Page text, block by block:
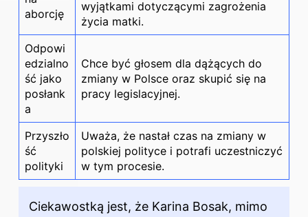
aborcję
wyjątkami dotyczącymi zagrożenia
życia matki.
Odpowi
edzialno
ść jako
posłank
a
Chce być głosem dla dążących do
zmiany w Polsce oraz skupić się na
pracy legislacyjnej.
Przyszło
ść
polityki
Uważa, że nastał czas na zmiany w
polskiej polityce i potrafi uczestniczyć
w tym procesie.
Ciekawostką jest, że Karina Bosak, mimo